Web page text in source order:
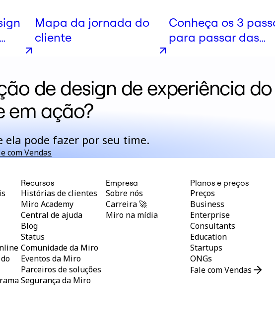
Mapa da jornada do
cliente
Conheça os 3 passos
para passar das
de design de experiência do
em ação?
ela pode fazer por seu time.
com Vendas
Recursos
Histórias de clientes
Miro Academy
Central de ajuda
Blog
Status
Comunidade da Miro
Eventos da Miro
Parceiros de soluções
Segurança da Miro
Empresa
Sobre nós
Carreira 🚀
Miro na mídia
Planos e preços
Preços
Business
Enterprise
Consultants
Education
Startups
ONGs
Fale com Vendas